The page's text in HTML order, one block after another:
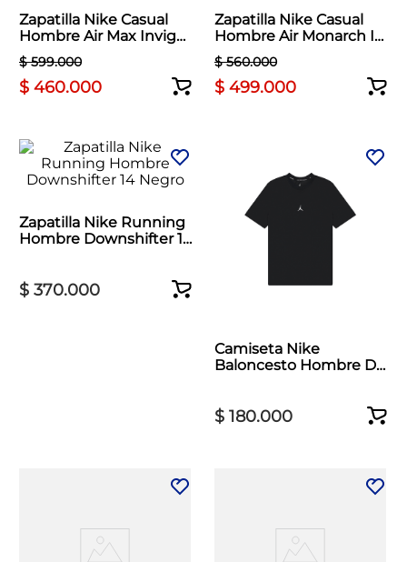
Zapatilla Nike Casual
Hombre Air Max Invigor
Negro
$ 599.000
$ 460.000
Zapatilla Nike Casual
Hombre Air Monarch IV
Blanco
$ 560.000
$ 499.000
Zapatilla Nike Running
Hombre Downshifter 14
$ 370.000
Camiseta Nike
Baloncesto Hombre Dri
$ 180.000